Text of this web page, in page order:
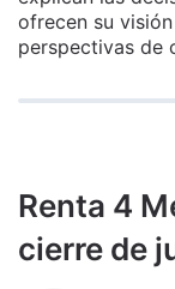
ofrecen su
perspectivas de
Renta 4
cierre de